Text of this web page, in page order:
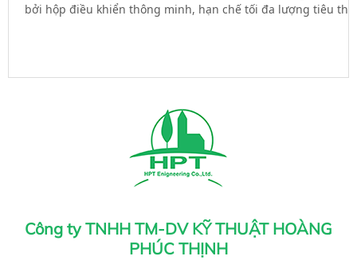
bởi hộp điều khiển thông minh, hạn chế tối đa lượng tiêu
Công ty TNHH TM-DV KỸ THUẬT HOÀNG
PHÚC THỊNH